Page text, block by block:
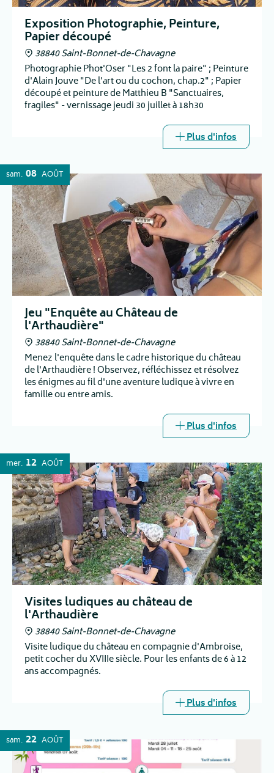
Exposition Photographie, Peinture,
Papier découpé
38840 Saint-Bonnet-de-Chavagne
Photographie Phot'Oser "Les 2 font la paire" ; Peinture
d'Alain Jouve "De l'art ou du cochon, chap.2" ; Papier
découpé et peinture de Matthieu B "Sanctuaires,
fragiles" - vernissage jeudi 30 juillet à 18h30
Plus d'infos
sam. 08 AOÛT
Jeu "Enquête au Château de
l'Arthaudière"
38840 Saint-Bonnet-de-Chavagne
Menez l'enquête dans le cadre historique du château
de l'Arthaudière ! Observez, réfléchissez et résolvez
les énigmes au fil d'une aventure ludique à vivre en
famille ou entre amis.
Plus d'infos
mer. 12 AOÛT
Visites ludiques au château de
l'Arthaudière
38840 Saint-Bonnet-de-Chavagne
Visite ludique du château en compagnie d'Ambroise,
petit cocher du XVIIIe siècle. Pour les enfants de 6 à 12
ans accompagnés.
Plus d'infos
sam. 22 AOÛT